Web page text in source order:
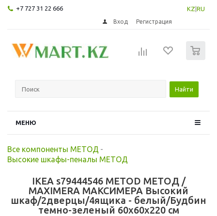
+7 727 31 22 666 KZ RU
Вход Регистрация
Найти
МЕНЮ
Все компоненты МЕТОД -
Высокие шкафы-пеналы МЕТОД
IKEA s79444546 METOD МЕТОД /
MAXIMERA МАКСИМЕРА Высокий
шкаф/2дверцы/4ящика - белый/Будбин
темно-зеленый 60x60x220 см